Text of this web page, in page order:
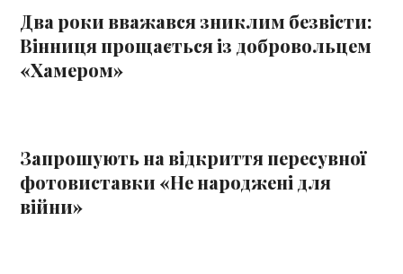
Два роки вважався зниклим безвісти:
Вінниця прощається із добровольцем
«Хамером»
Запрошують на відкриття пересувної
фотовиставки «Не народжені для
війни»